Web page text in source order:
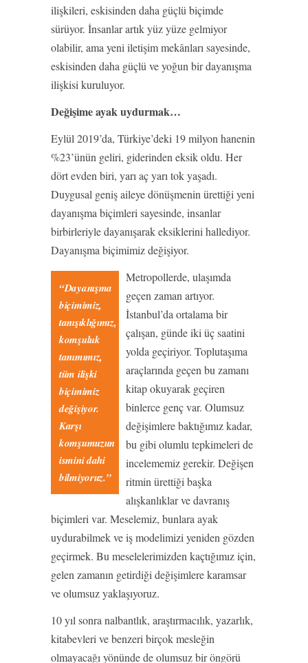
ilişkileri, eskisinden daha güçlü biçimde
sürüyor. İnsanlar artık yüz yüze gelmiyor
olabilir, ama yeni iletişim mekânları sayesinde,
eskisinden daha güçlü ve yoğun bir dayanışma
ilişkisi kuruluyor.
Değişime ayak uydurmak…
Eylül 2019’da, Türkiye’deki 19 milyon hanenin
%23’ünün geliri, giderinden eksik oldu. Her
dört evden biri, yarı aç yarı tok yaşadı.
Duygusal geniş aileye dönüşmenin ürettiği yeni
dayanışma biçimleri sayesinde, insanlar
birbirleriyle dayanışarak eksiklerini hallediyor.
Dayanışma biçimimiz değişiyor.
“Dayanışma
biçimimiz,
tanışıklığımız,
komşuluk
tanımımız,
tüm ilişki
biçimimiz
değişiyor.
Karşı
komşumuzun
ismini dahi
bilmiyoruz.”
Metropollerde, ulaşımda
geçen zaman artıyor.
İstanbul’da ortalama bir
çalışan, günde iki üç saatini
yolda geçiriyor. Toplutaşıma
araçlarında geçen bu zamanı
kitap okuyarak geçiren
binlerce genç var. Olumsuz
değişimlere baktığımız kadar,
bu gibi olumlu tepkimeleri de
incelememiz gerekir. Değişen
ritmin ürettiği başka
alışkanlıklar ve davranış
biçimleri var. Meselemiz, bunlara ayak
uydurabilmek ve iş modelimizi yeniden gözden
geçirmek. Bu meselelerimizden kaçtığımız için,
gelen zamanın getirdiği değişimlere karamsar
ve olumsuz yaklaşıyoruz.
10 yıl sonra nalbantlık, araştırmacılık, yazarlık,
kitabevleri ve benzeri birçok mesleğin
olmayacağı yönünde de olumsuz bir öngörü